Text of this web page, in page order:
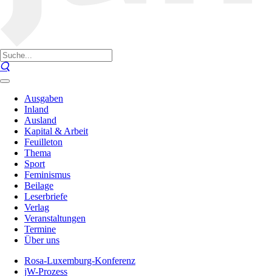
Ausgaben
Inland
Ausland
Kapital & Arbeit
Feuilleton
Thema
Sport
Feminismus
Beilage
Leserbriefe
Verlag
Veranstaltungen
Termine
Über uns
Rosa-Luxemburg-Konferenz
jW-Prozess